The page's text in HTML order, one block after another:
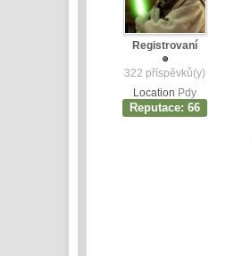
Registrovaní
322 příspěvků(y)
Location Pdy
Reputace: 66